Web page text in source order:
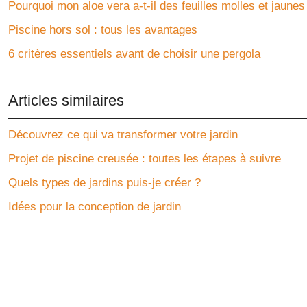
Pourquoi mon aloe vera a-t-il des feuilles molles et
Piscine hors sol : tous les avantages
6 critères essentiels avant de choisir une pergola
Articles similaires
Découvrez ce qui va transformer votre jardin
Projet de piscine creusée : toutes les étapes à suivre
Quels types de jardins puis-je créer ?
Idées pour la conception de jardin